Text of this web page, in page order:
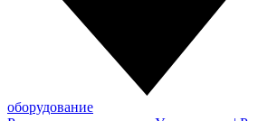
оборудование